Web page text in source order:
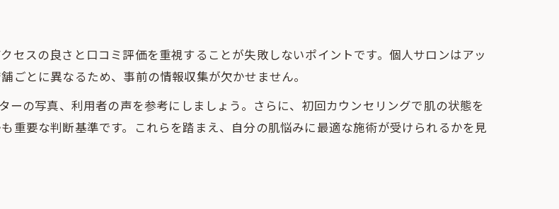
セスの良さと口コミ評価を重視することが失敗しないポイントです。個人サロンはアッ
ごとに異なるため、事前の情報収集が欠かせません。
ーの写真、利用者の声を参考にしましょう。さらに、初回カウンセリングで肌の状態を
重要な判断基準です。これらを踏まえ、自分の肌悩みに最適な施術が受けられるかを見